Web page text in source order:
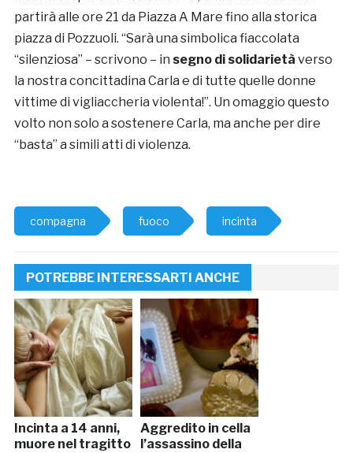
partirà alle ore 21 da Piazza A Mare fino alla storica
piazza di Pozzuoli. “Sarà una simbolica fiaccolata
“silenziosa” – scrivono – in segno di solidarietà verso
la nostra concittadina Carla e di tutte quelle donne
vittime di vigliaccheria violenta!”. Un omaggio questo
volto non solo a sostenere Carla, ma anche per dire
“basta” a simili atti di violenza.
compagna fuoco incinta
POTREBBE INTERESSARTI ANCHE
Incinta a 14 anni,
muore nel tragitto
Aggredito in cella
l’assassino della